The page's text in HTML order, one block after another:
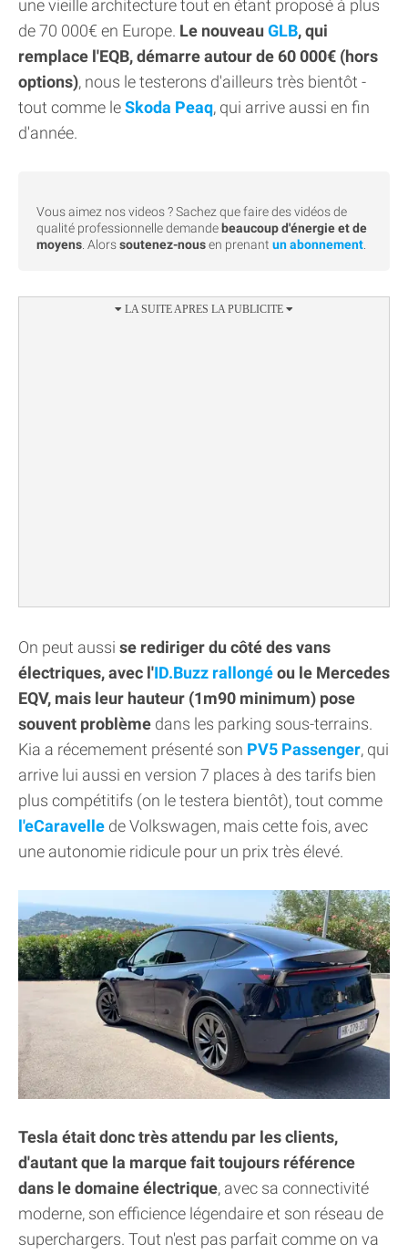
une vieille architecture tout en étant proposé à plus
de 70 000€ en Europe. Le nouveau GLB, qui
remplace l'EQB, démarre autour de 60 000€ (hors
options), nous le testerons d'ailleurs très bientôt -
tout comme leSkoda Peaq, qui arrive aussi en fin
d'année.
Vous aimez nos videos ? Sachez que faire des vidéos de
qualité professionnelle demande beaucoup d'énergie et de
moyens . Alorssoutenez-nousen prenant un abonnement
On peut aussi se rediriger du côté des vans
électriques, avec l'ID.Buzz rallongéou le Mercedes
EQV, mais leur hauteur (1m90 minimum) pose
souvent problème dans les parking sous-terrains.
Kia a récemement présenté son PV5 Passenger, qui
arrive lui aussi en version 7 places à des tarifs bien
plus compétitifs (on le testera bientôt), tout comme
l'eCaravelle de Volkswagen, mais cette fois, avec
une autonomie ridicule pour un prix très élevé.
Tesla était donc très attendu par les clients,
d'autant que la marque fait toujours référence
dans le domaine électrique, avec sa connectivité
moderne, son efficience légendaire et son réseau de
superchargers. Tout n'est pas parfait comme on va